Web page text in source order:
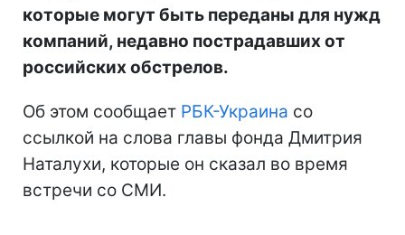
которые могут быть переданы для нужд
компаний, недавно пострадавших от
российских обстрелов.
Об этом сообщает РБК-Украина со
ссылкой на слова главы фонда Дмитрия
Наталухи, которые он сказал во время
встречи со СМИ.